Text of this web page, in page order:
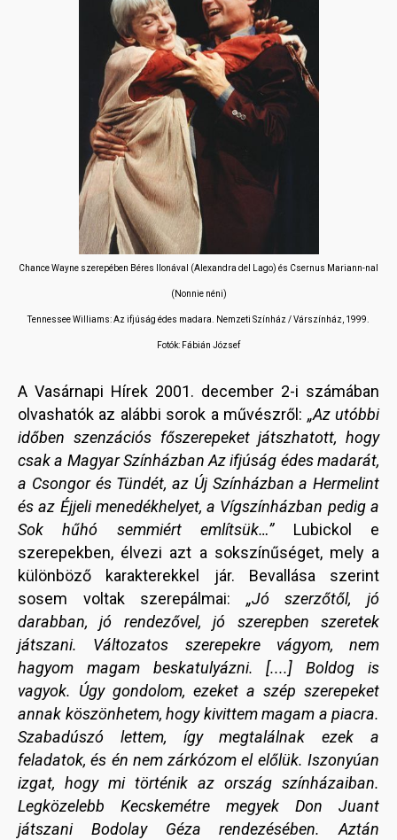
Chance Wayne szerepében Béres Ilonával (Alexandra del Lago) és Csernus Mariann-nal
(Nonnie néni)
Tennessee Williams: Az ifjúság édes madara. Nemzeti Színház / Várszínház, 1999.
Fotók: Fábián József
A Vasárnapi Hírek 2001. december 2-i számában
olvashatók az alábbi sorok a művészről: „Az utóbbi
időben szenzációs főszerepeket játszhatott, hogy
csak a Magyar Színházban Az ifjúság édes madarát,
a Csongor és Tündét, az Új Színházban a Hermelint
és az Éjjeli menedékhelyet, a Vígszínházban pedig a
Sok hűhó semmiért említsük…”Lubickol e
szerepekben, élvezi azt a sokszínűséget, mely a
különböző karakterekkel jár. Bevallása szerint
sosem voltak szerepálmai: „Jó szerzőtől, jó
darabban, jó rendezővel, jó szerepben szeretek
játszani. Változatos szerepekre vágyom, nem
hagyom magam beskatulyázni. [....] Boldog is
vagyok. Úgy gondolom, ezeket a szép szerepeket
annak köszönhetem, hogy kivittem magam a piacra.
Szabadúszó lettem, így megtalálnak ezek a
feladatok, és én nem zárkózom el előlük. Iszonyúan
izgat, hogy mi történik az ország színházaiban.
Legközelebb Kecskemétre megyek Don Juant
játszani Bodolay Géza rendezésében. Aztán